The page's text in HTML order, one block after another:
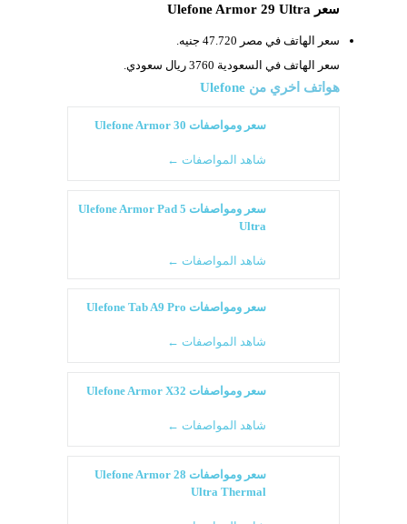
سعر Ulefone Armor 29 Ultra
سعر الهاتف في مصر 47.720 جنيه.
سعر الهاتف في السعودية 3760 ريال سعودي.
هواتف اخري من Ulefone
سعر ومواصفات Ulefone Armor 30
شاهد المواصفات ←
سعر ومواصفات Ulefone Armor Pad 5
Ultra
شاهد المواصفات ←
سعر ومواصفات Ulefone Tab A9 Pro
شاهد المواصفات ←
سعر ومواصفات Ulefone Armor X32
شاهد المواصفات ←
سعر ومواصفات Ulefone Armor 28
Ultra Thermal